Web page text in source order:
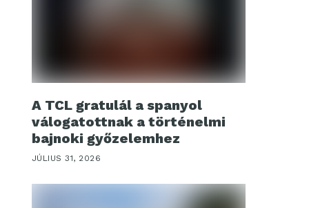
A TCL gratulál a spanyol
válogatottnak a történelmi
bajnoki győzelemhez
JÚLIUS 31, 2026